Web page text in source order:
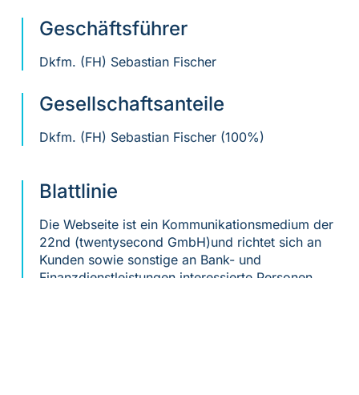
Geschäftsführer
Dkfm. (FH) Sebastian Fischer
Gesellschaftsanteile
Dkfm. (FH) Sebastian Fischer (100%)
Blattlinie
Die Webseite ist ein Kommunikationsmedium der
22nd (twentysecond GmbH)und richtet sich an
Kunden sowie sonstige an Bank- und
Finanzdienstleistungen interessierte Personen.